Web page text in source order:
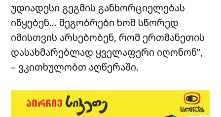
უდიადესი გეგმის განხორციელებას
იწყებენ… მეგობრები ხომ სწორედ
იმისთვის არსებობენ, რომ ერთმანეთის
დასახმარებლად ყველაფერი იღონონ”,
– ვკითხულობთ აღწერაში.